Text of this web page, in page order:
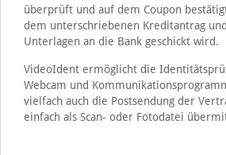
überprüft und auf dem Coupon
dem unterschriebenen Kreditantrag
Unterlagen an die Bank geschickt wird.
VideoIdent ermöglicht die
Webcam und
vielfach auch die Postsendung der
einfach als Scan- oder Fotodatei